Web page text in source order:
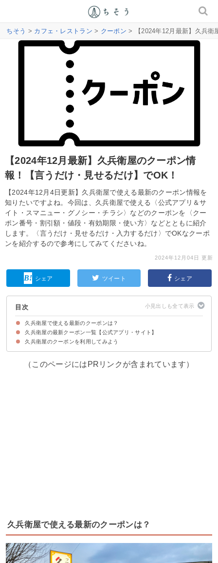
ちそう > カフェ・レストラン > クーポン > 【2024年12月最新】久兵衛
【2024年12月最新】久兵衛屋のクーポン情
報！【言うだけ・見せるだけ】でOK！
【2024年12月4日更新】久兵衛屋で使える最新のクーポン情報を
知りたいですよね。今回は、久兵衛屋で使える〈公式アプリ＆サ
イト・スマニュー・グノシー・チラシ〉などのクーポンを〈クー
ポン番号・割引額・値段・有効期限・使い方〉などとともに紹介
します。〈言うだけ・見せるだけ・入力するだけ〉でOKなクーポ
ンを紹介するので参考にしてみてくださいね。
2024年12月04日 更新
シェア ツイート シェア
目次
久兵衛屋で使える最新のクーポンは？
久兵衛屋の最新クーポン一覧【公式アプリ・サイト】
【新規アプリ会員登録クーポン】アイス(バニラ・抹茶のいずれか)1個プレゼ
クリームあんみつ（330円→165円）
お食事券200円割引（税込200円以上→200円割引）
【終了済み】つけ汁うどん各種100円引き
久兵衛屋のクーポンを利用してみよう
（このページにはPRリンクが含まれています）
久兵衛屋で使える最新のクーポンは？